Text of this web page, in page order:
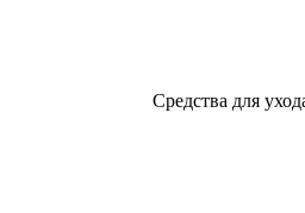
Средства для